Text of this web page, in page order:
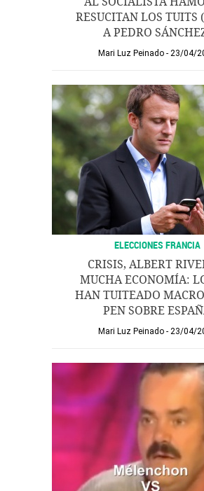
RESUCITAN LOS TUITS
A PEDRO
Mari Luz Peinado 23/04/
ELECCIONES FRANCIA
CRISIS, ALBERT
MUCHA ECONOMÍA:
HAN TUITEADO
PEN SOBRE
Mari Luz Peinado 23/04/